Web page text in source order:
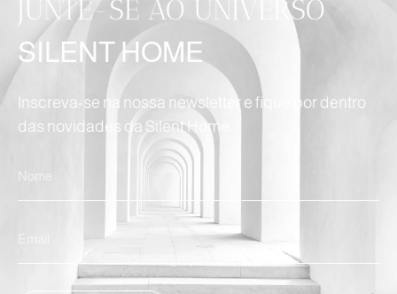
JUNTE-SE AO UNIVERSO
SILENT HOME
Inscreva-se na nossa newsletter e fique por dentro
das novidades da Silent Home.